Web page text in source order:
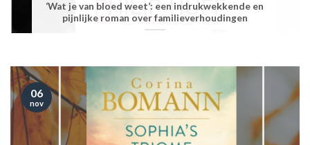
‘Wat je van bloed weet’: een indrukwekkende en
pijnlijke roman over familieverhoudingen
06
nov